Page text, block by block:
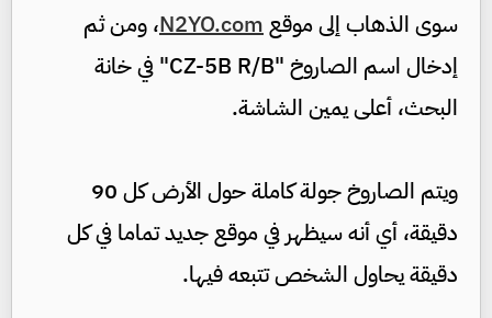
سوى الذهاب إلى موقعN2YO.com، ومن ثم
إدخال اسم الصاروخ "CZ-5B R/B" في خانة
البحث، أعلى يمين الشاشة.
ويتم الصاروخ جولة كاملة حول الأرض كل 90
دقيقة، أي أنه سيظهر في موقع جديد تماما في كل
دقيقة يحاول الشخص تتبعه فيها.